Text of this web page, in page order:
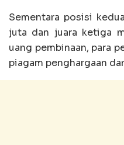
Sementara posisi
juta dan juara ketiga
uang pembinaan, para
piagam penghargaan